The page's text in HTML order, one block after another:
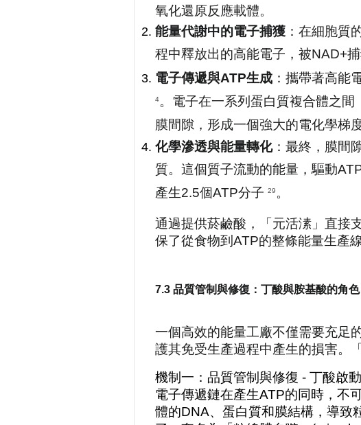
氧化還原反應載體。
能量代謝中的電子捕獲 ：在細胞質
程中釋放出的高能電子，被NAD+
電子傳遞與ATP生成 ：攜帶著高能
4。電子在一系列蛋白質複合體之
膜間隙，形成一個強大的電化學梯
化學滲透與能量轉化：最終，膜間
質。這個質子流動的能量，驅動
產生2.5個ATP分子 29 。
通過提供菸鹼酸，「元活溸」直接
保了從食物到ATP的整條能量生產
7.3 品質管制與修復：丁酸與胺基酸的角色
一個高效的能量工廠不僅需要充足
護其免受生產過程中產生的損害。
機制一：品質管制與修復 - 丁酸啟
電子傳遞鏈在產生ATP的同時，不
體的DNA、蛋白質和膜結構，導致